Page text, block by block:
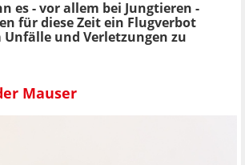
es - vor allem bei Jungtieren -
für diese Zeit ein Flugverbot
und Verletzungen zu
Mauser